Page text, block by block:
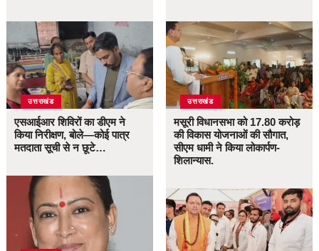
उत्तराखंड
एसआईआर शिविरों का डीएम ने
किया निरीक्षण, बोले—कोई पात्र
मतदाता सूची से न छूटे…
उत्तराखंड
मसूरी विधानसभा को 17.80 करोड़
की विकास योजनाओं की सौगात,
सीएम धामी ने किया लोकार्पण-
शिलान्यास.